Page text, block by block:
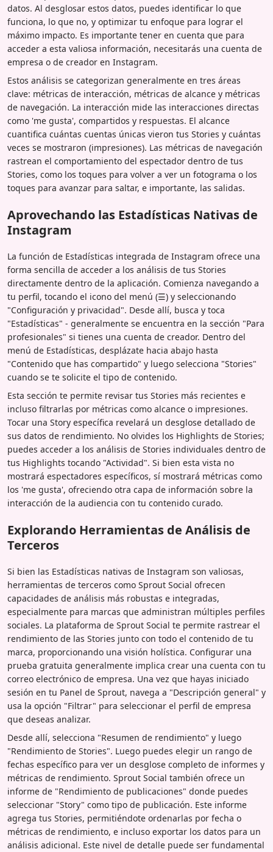
datos. Al desglosar estos datos, puedes identificar lo que
funciona, lo que no, y optimizar tu enfoque para lograr el
máximo impacto. Es importante tener en cuenta que para
acceder a esta valiosa información, necesitarás una cuenta de
empresa o de creador en Instagram.
Estos análisis se categorizan generalmente en tres áreas
clave: métricas de interacción, métricas de alcance y métricas
de navegación. La interacción mide las interacciones directas
como 'me gusta', compartidos y respuestas. El alcance
cuantifica cuántas cuentas únicas vieron tus Stories y cuántas
veces se mostraron (impresiones). Las métricas de navegación
rastrean el comportamiento del espectador dentro de tus
Stories, como los toques para volver a ver un fotograma o los
toques para avanzar para saltar, e importante, las salidas.
Aprovechando las Estadísticas Nativas de
Instagram
La función de Estadísticas integrada de Instagram ofrece una
forma sencilla de acceder a los análisis de tus Stories
directamente dentro de la aplicación. Comienza navegando a
tu perfil, tocando el icono del menú (☰) y seleccionando
"Configuración y privacidad". Desde allí, busca y toca
"Estadísticas" - generalmente se encuentra en la sección "Para
profesionales" si tienes una cuenta de creador. Dentro del
menú de Estadísticas, desplázate hacia abajo hasta
"Contenido que has compartido" y luego selecciona "Stories"
cuando se te solicite el tipo de contenido.
Esta sección te permite revisar tus Stories más recientes e
incluso filtrarlas por métricas como alcance o impresiones.
Tocar una Story específica revelará un desglose detallado de
sus datos de rendimiento. No olvides los Highlights de Stories;
puedes acceder a los análisis de Stories individuales dentro de
tus Highlights tocando "Actividad". Si bien esta vista no
mostrará espectadores específicos, sí mostrará métricas como
los 'me gusta', ofreciendo otra capa de información sobre la
interacción de la audiencia con tu contenido curado.
Explorando Herramientas de Análisis de
Terceros
Si bien las Estadísticas nativas de Instagram son valiosas,
herramientas de terceros como Sprout Social ofrecen
capacidades de análisis más robustas e integradas,
especialmente para marcas que administran múltiples perfiles
sociales. La plataforma de Sprout Social te permite rastrear el
rendimiento de las Stories junto con todo el contenido de tu
marca, proporcionando una visión holística. Configurar una
prueba gratuita generalmente implica crear una cuenta con tu
correo electrónico de empresa. Una vez que hayas iniciado
sesión en tu Panel de Sprout, navega a "Descripción general" y
usa la opción "Filtrar" para seleccionar el perfil de empresa
que deseas analizar.
Desde allí, selecciona "Resumen de rendimiento" y luego
"Rendimiento de Stories". Luego puedes elegir un rango de
fechas específico para ver un desglose completo de informes y
métricas de rendimiento. Sprout Social también ofrece un
informe de "Rendimiento de publicaciones" donde puedes
seleccionar "Story" como tipo de publicación. Este informe
agrega tus Stories, permitiéndote ordenarlas por fecha o
métricas de rendimiento, e incluso exportar los datos para un
análisis adicional. Este nivel de detalle puede ser fundamental